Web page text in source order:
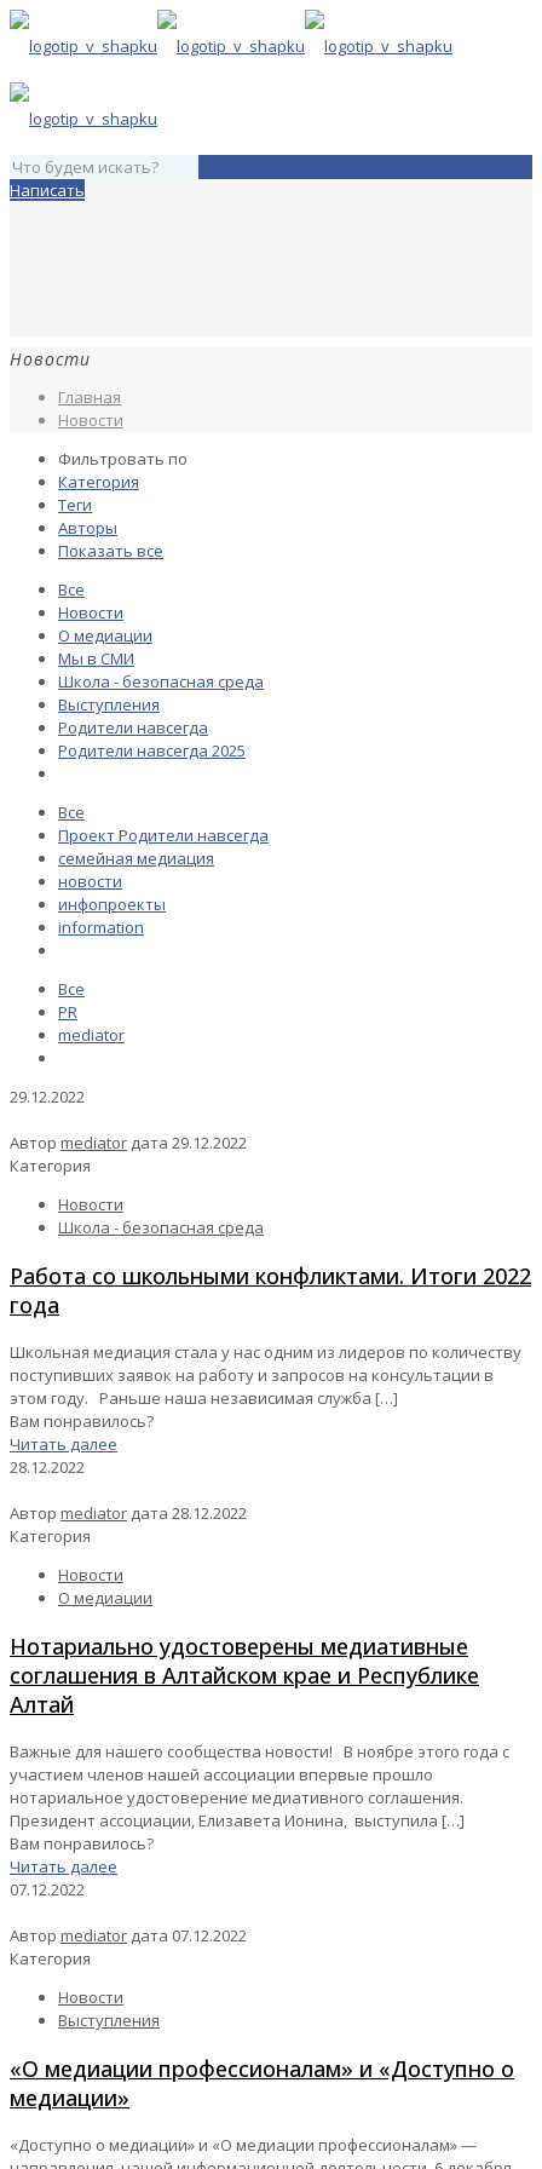
Написать
Новости
Главная
Новости
Фильтровать по
Категория
Теги
Авторы
Показать все
Все
Новости
О медиации
Мы в СМИ
Школа - безопасная среда
Выступления
Родители навсегда
Родители навсегда 2025
Все
Проект Родители навсегда
семейная медиация
новости
инфопроекты
information
Все
PR
mediator
29.12.2022
Автор mediator дата 29.12.2022
Категория
Новости
Школа - безопасная среда
Работа со школьными конфликтами. Итоги 2022
года
Школьная медиация стала у нас одним из лидеров по количеству
поступивших заявок на работу и запросов на консультации в
этом году. Раньше наша независимая служба […]
Вам понравилось?
Читать далее
28.12.2022
Автор mediator дата 28.12.2022
Категория
Новости
О медиации
Нотариально удостоверены медиативные
соглашения в Алтайском крае и Республике
Алтай
Важные для нашего сообщества новости! В ноябре этого года с
участием членов нашей ассоциации впервые прошло
нотариальное удостоверение медиативного соглашения.
Президент ассоциации, Елизавета Ионина, выступила […]
Вам понравилось?
Читать далее
07.12.2022
Автор mediator дата 07.12.2022
Категория
Новости
Выступления
«О медиации профессионалам» и «Доступно о
медиации»
«Доступно о медиации» и «О медиации профессионалам» —